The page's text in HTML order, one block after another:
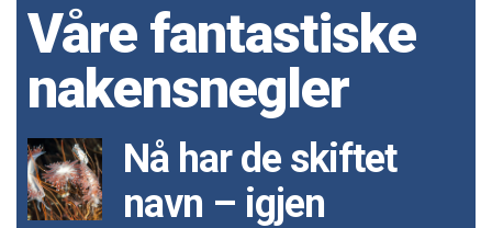
Våre fantastiske
nakensnegler
Nå har de skiftet
navn – igjen